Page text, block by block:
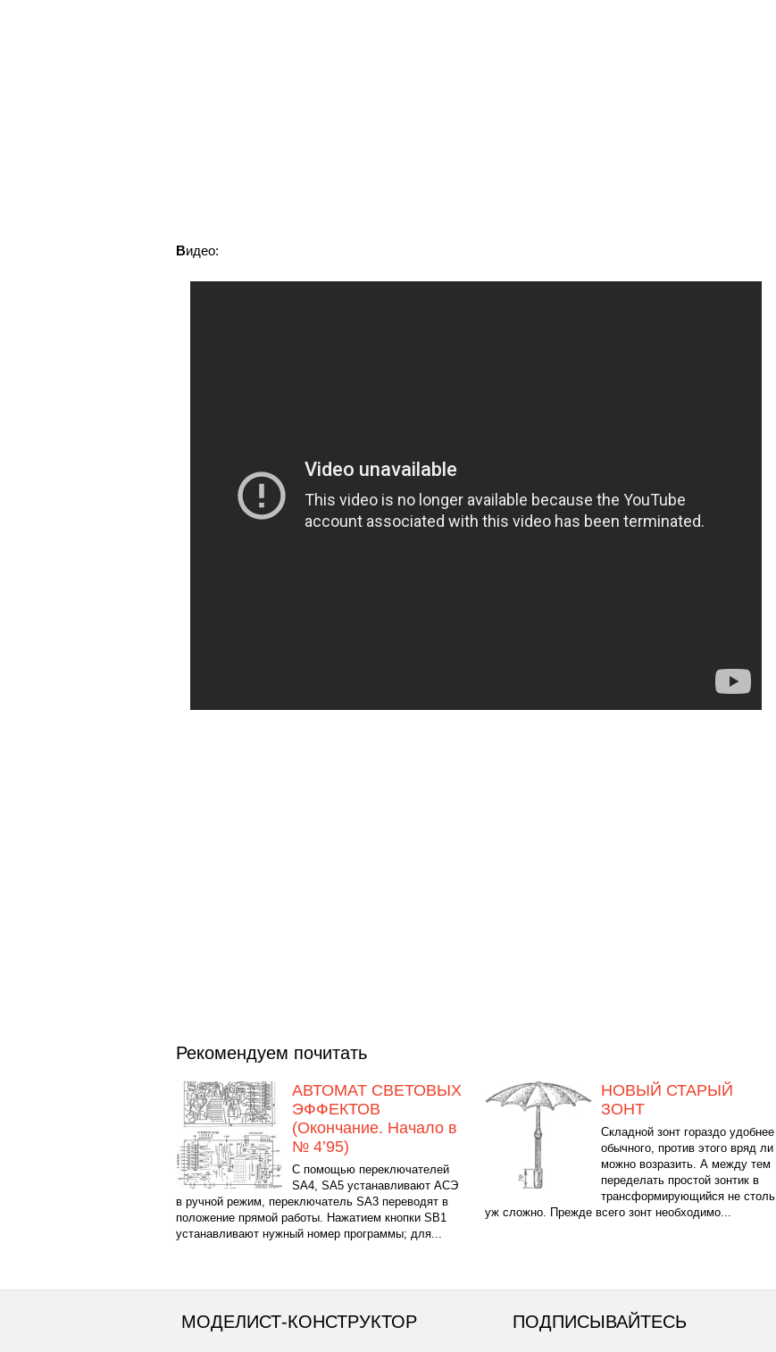
Видео:
Рекомендуем почитать
АВТОМАТ СВЕТОВЫХ
ЭФФЕКТОВ
(Окончание. Начало в
№ 4’95)
С помощью переключателей
SA4, SA5 устанавливают АСЭ
в ручной режим, переключатель SA3 переводят в
положение прямой работы. Нажатием кнопки SB1
устанавливают нужный номер программы; для...
НОВЫЙ СТАРЫЙ
ЗОНТ
Складной зонт гораздо удобнее
обычного, против этого вряд ли
можно возразить. А между тем
переделать простой зонтик в
трансформирующийся не столь
уж сложно. Прежде всего зонт необходимо...
МОДЕЛИСТ-КОНСТРУКТОР ПОДПИСЫВАЙТЕСЬ